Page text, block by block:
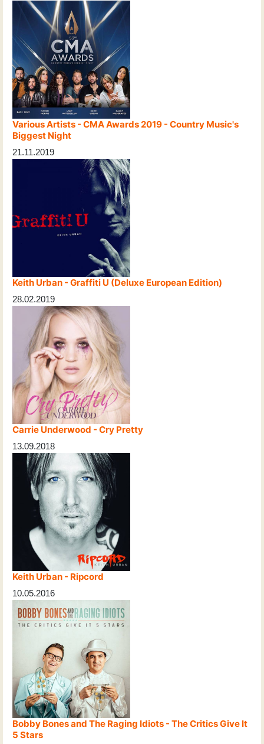
Various Artists - CMA Awards 2019 - Country Music's
Biggest Night
21.11.2019
Keith Urban - Graffiti U (Deluxe European Edition)
28.02.2019
Carrie Underwood - Cry Pretty
13.09.2018
Keith Urban - Ripcord
10.05.2016
Bobby Bones and The Raging Idiots - The Critics Give It
5 Stars